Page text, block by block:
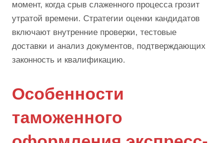
момент, когда срыв слаженного процесса грозит
утратой времени. Стратегии оценки кандидатов
включают внутренние проверки, тестовые
доставки и анализ документов, подтверждающих
законность и квалификацию.
Особенности
таможенного